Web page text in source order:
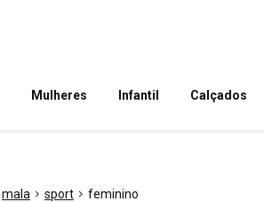
Mulheres Infantil Calçados
mala sport feminino